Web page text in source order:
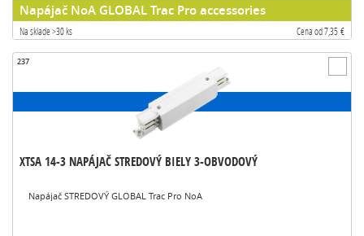
Napájač NoA GLOBAL Trac Pro accessories
Na sklade >30 ks Cena od 7,35 €
237
XTSA 14-3 NAPÁJAČ STREDOVÝ BIELY 3-OBVODOVÝ
Napájač STREDOVÝ GLOBAL Trac Pro NoA